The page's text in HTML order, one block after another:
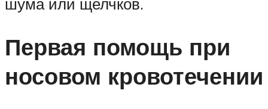
Первая помощь при
носовом кровотечении